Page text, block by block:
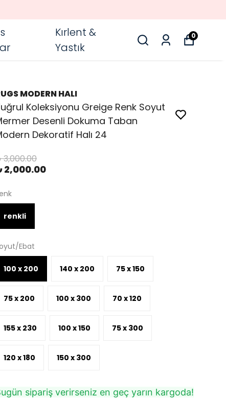
Kırlent &
Yastık
0
MODERN HALI
Koleksiyonu Greige Renk Soyut
Desenli Dokuma Taban
Dekoratif Halı 24
3,000.00
2,000.00
renkli
Ebat
100 x 200 140 x 200 75 x 150
75 x 200 100 x 300 70 x 120
155 x 230 100 x 150 75 x 300
120 x 180 150 x 300
sipariş verirseniz en geç yarın kargoda!